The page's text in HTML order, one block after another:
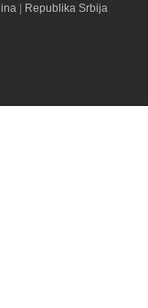
| Republika Srbija